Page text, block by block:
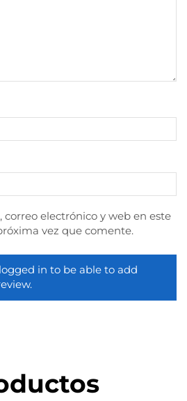
electrónico y web en este
vez que comente.
in to be able to add